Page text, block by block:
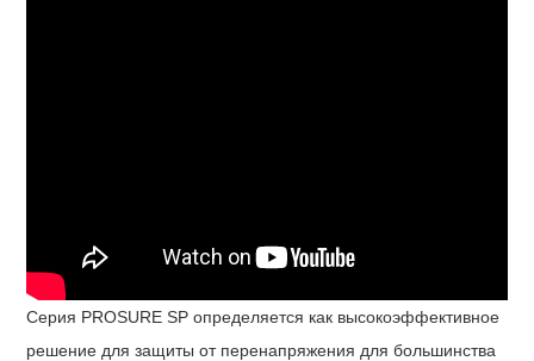
Серия PROSURE SP определяется как высокоэффективное
решение для защиты от перенапряжения для большинства